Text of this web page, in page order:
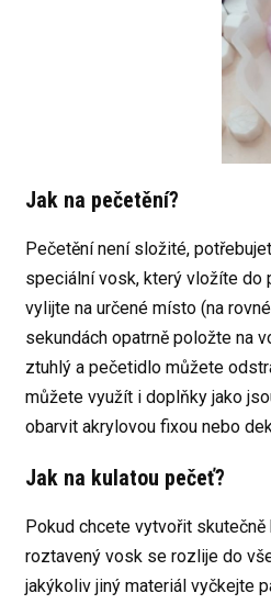
Jak na pečetění?
Pečetění není složité,
speciální vosk, který vložíte do
vylijte na určené místo (na
sekundách opatrně položte na
ztuhlý a pečetidlo můžete
můžete využít i doplňky jako
obarvit akrylovou fixou nebo
Jak na kulatou pečeť?
Pokud chcete vytvořit
roztavený vosk se rozlije do
jakýkoliv jiný materiál vyčkejte